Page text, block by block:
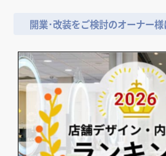
開業･改装をご検討のオーナー